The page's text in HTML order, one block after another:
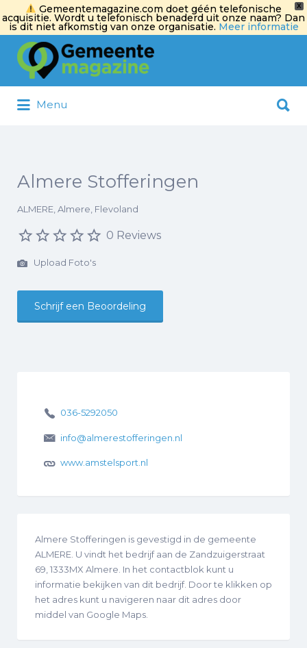
X
Gemeentemagazine.com doet géén telefonische
acquisitie. Wordt u telefonisch benaderd uit onze naam? Dan
is dit niet afkomstig van onze organisatie. Meer informatie
Zoek
naar:
Menu
naar:
Almere Stofferingen
ALMERE, Almere, Flevoland
0 Reviews
Upload Foto's
Schrijf een Beoordeling
036-5292050
info@almerestofferingen.nl
www.amstelsport.nl
Almere Stofferingen is gevestigd in de gemeente
ALMERE. U vindt het bedrijf aan de Zandzuigerstraat
69, 1333MX Almere. In het contactblok kunt u
informatie bekijken van dit bedrijf. Door te klikken op
het adres kunt u navigeren naar dit adres door
middel van Google Maps.